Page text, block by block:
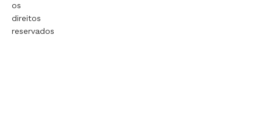
os
direitos
reservados